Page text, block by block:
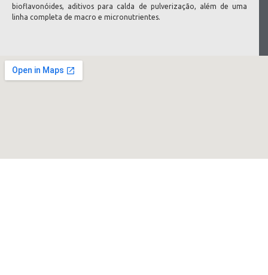
bioflavonóides, aditivos para calda de pulverização, além de uma
linha completa de macro e micronutrientes.